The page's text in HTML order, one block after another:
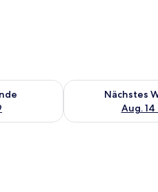
für dieses Wochenende,
Nächstes
Aug. 14
Überprüfe die